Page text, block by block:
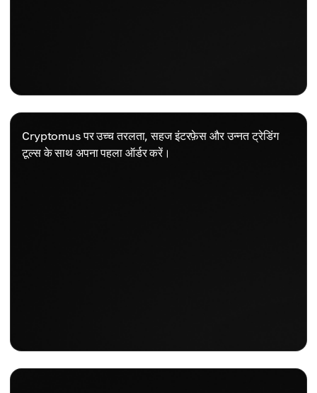
Cryptomus पर उच्च तरलता, सहज इंटरफ़ेस और उन्नत ट्रेडिंग
टूल्स के साथ अपना पहला ऑर्डर करें।